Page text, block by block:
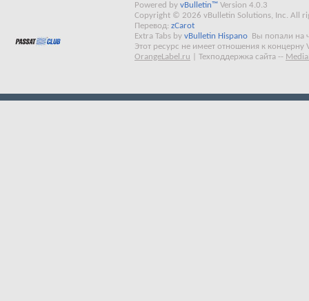
Powered by vBulletin™ Version 4.0.3
Copyright © 2026 vBulletin Solutions, Inc. All
Перевод: zCarot
Extra Tabs by vBulletin Hispano
Вы попали на
Этот ресурс не имеет отношения к концерну
OrangeLabel.ru
Техподдержка сайта --